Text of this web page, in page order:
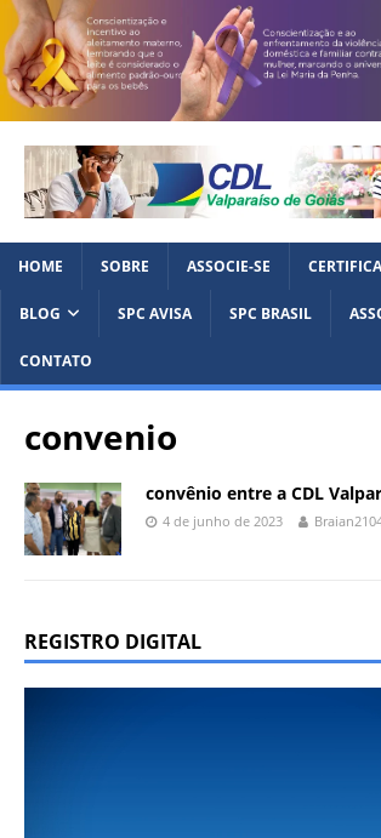
HOME SOBRE ASSOCIE-SE
BLOG SPC AVISA SPC BRASIL
CONTATO
convenio
convênio entre a CDL
4 de junho de 2023
REGISTRO DIGITAL